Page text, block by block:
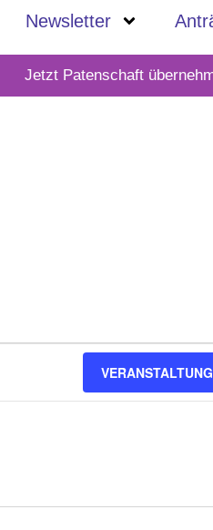
Newsletter
Jetzt Patenschaft